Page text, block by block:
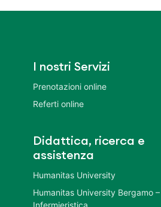
I nostri Servizi
Prenotazioni online
Referti online
Didattica, ricerca e
assistenza
Humanitas University
Humanitas University Bergamo
Infermieristica